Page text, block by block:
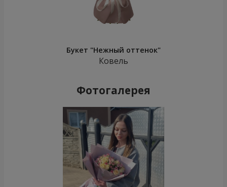
Букет "Нежный оттенок"
Ковель
Фотогалерея